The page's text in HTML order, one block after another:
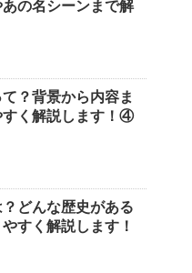
の名シーンまで解
？背景から内容ま
すく解説します！④
どんな歴史がある
すく解説します！